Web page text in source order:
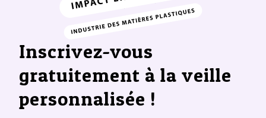
Inscrivez-vous
gratuitement à la veille
personnalisée !